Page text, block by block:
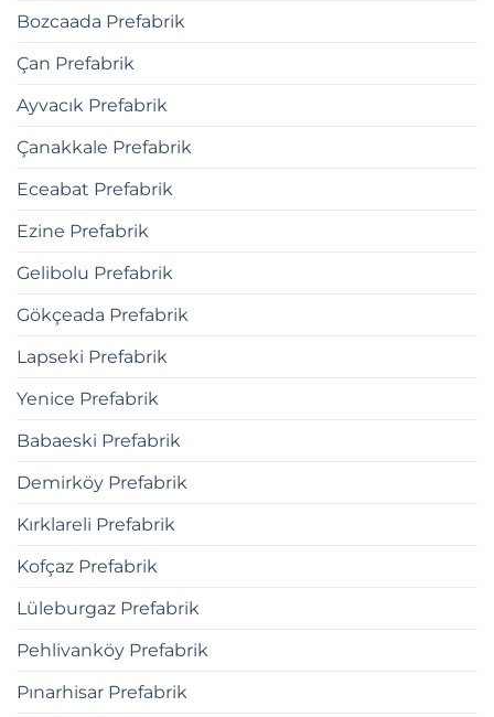
Bozcaada Prefabrik
Çan Prefabrik
Ayvacık Prefabrik
Çanakkale Prefabrik
Eceabat Prefabrik
Ezine Prefabrik
Gelibolu Prefabrik
Gökçeada Prefabrik
Lapseki Prefabrik
Yenice Prefabrik
Babaeski Prefabrik
Demirköy Prefabrik
Kırklareli Prefabrik
Kofçaz Prefabrik
Lüleburgaz Prefabrik
Pehlivanköy Prefabrik
Pınarhisar Prefabrik